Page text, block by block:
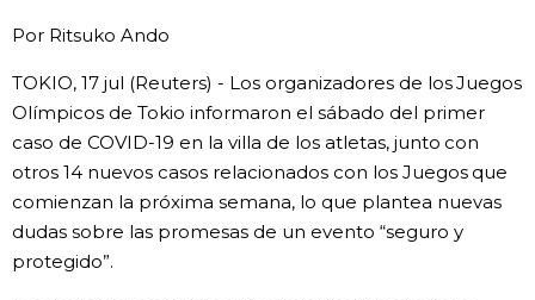
Blog
Tokio
Avisos
Por Ritsuko Ando
TOKIO, 17 jul (Reuters) - Los organizadores de los Juegos
Olímpicos de Tokio informaron el sábado del primer
caso de COVID-19 en la villa de los atletas, junto con
otros 14 nuevos casos relacionados con los Juegos que
comienzan la próxima semana, lo que plantea nuevas
dudas sobre las promesas de un evento “seguro y
protegido”.